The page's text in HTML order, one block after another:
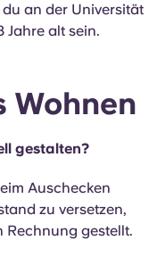
an der Universität
Jahre alt sein.
Wohnen
gestalten?
Auschecken
zu versetzen,
Rechnung gestellt.